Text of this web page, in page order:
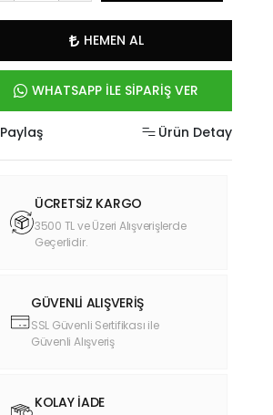
HEMEN AL
WHATSAPP İLE SİPARİŞ VER
Paylaş Ürün Detay
ÜCRETSİZ KARGO
3500 TL ve Üzeri Alışverişlerde
Geçerlidir.
GÜVENLİ ALIŞVERİŞ
SSL Güvenli Sertifikası ile
Güvenli Alışveriş
KOLAY İADE